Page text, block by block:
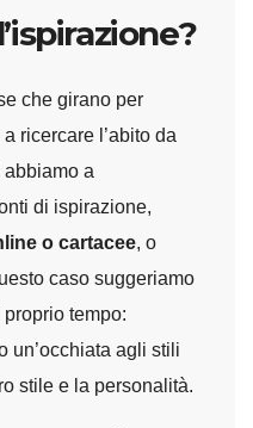
che girano per
ricercare l’abito da
abbiamo a
di ispirazione,
o cartacee, o
caso suggeriamo
tempo:
un’occhiata agli stili
stile e la personalità.